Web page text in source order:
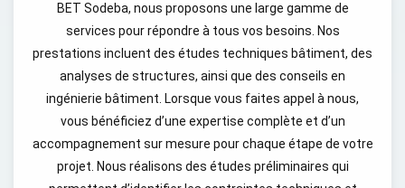
BET Sodeba, nous proposons une large gamme de
services pour répondre à tous vos besoins. Nos
prestations incluent des études techniques bâtiment, des
analyses de structures, ainsi que des conseils en
ingénierie bâtiment. Lorsque vous faites appel à nous,
vous bénéficiez d’une expertise complète et d’un
accompagnement sur mesure pour chaque étape de votre
projet. Nous réalisons des études préliminaires qui